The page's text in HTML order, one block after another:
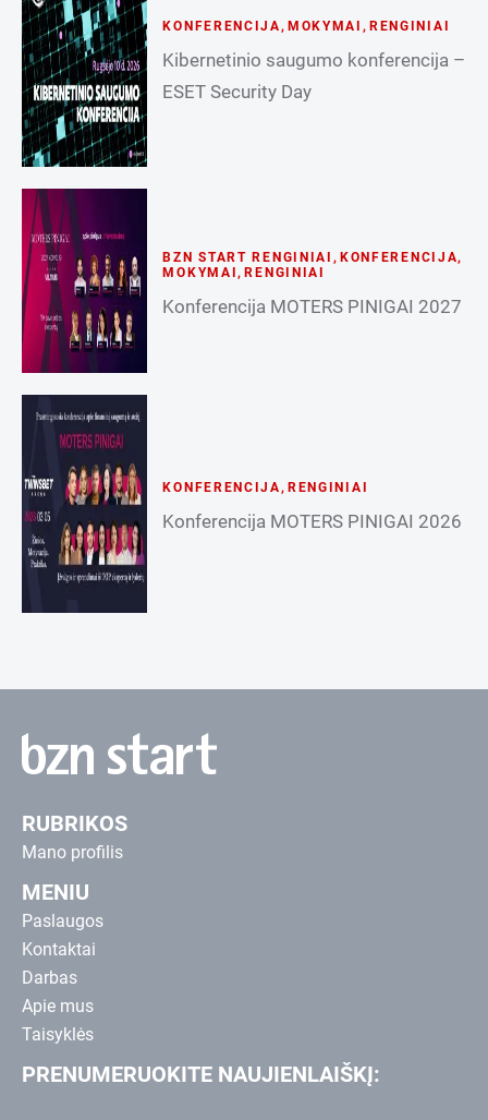
KONFERENCIJA , MOKYMAI , RENGINIAI
Kibernetinio saugumo konferencija –
ESET Security Day
BZN START RENGINIAI , KONFERENCIJA,
MOKYMAI ,RENGINIAI
Konferencija MOTERS PINIGAI 2027
KONFERENCIJA, RENGINIAI
Konferencija MOTERS PINIGAI 2026
RUBRIKOS
Mano profilis
MENIU
Paslaugos
Kontaktai
Darbas
Apie mus
Taisyklės
PRENUMERUOKITE NAUJIENLAIŠKĮ: